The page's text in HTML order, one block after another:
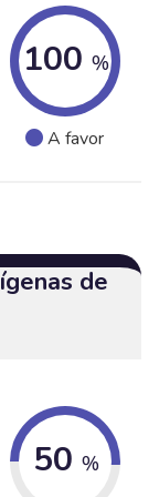
100 %
A favor
de
50 %